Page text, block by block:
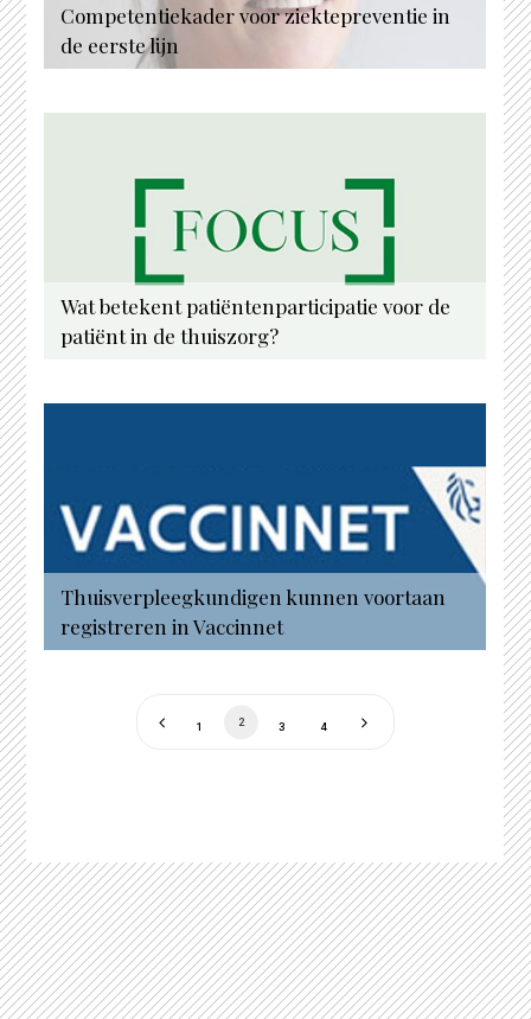
Competentiekader voor ziektepreventie in
de eerste lijn
Wat betekent patiëntenparticipatie voor de
patiënt in de thuiszorg?
Thuisverpleegkundigen kunnen voortaan
registreren in Vaccinnet
1 2 3 4